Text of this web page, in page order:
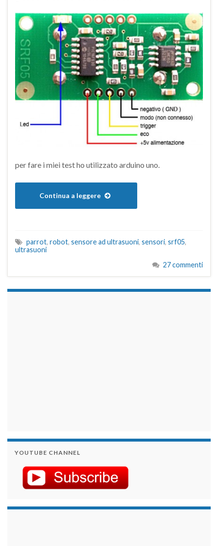
per fare i miei test ho utilizzato arduino uno.
Continua a leggere
parrot, robot, sensore ad ultrasuoni, sensori, srf05,
ultrasuoni
27 commenti
YOUTUBE CHANNEL